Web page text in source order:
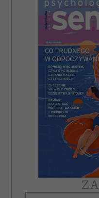
Wykorzystujemy pliki
i reklam, aby oferować
analizować ruch w
korzystasz z naszej
społecznościowym,
Partnerzy mogą
otrzymanymi od Ciebie
korzystania z ich usług.